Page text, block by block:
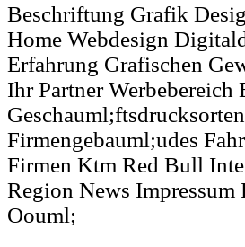
Beschriftung Grafik
Home Webdesign
Erfahrung Grafischen
Ihr Partner
Firmengebauml;udes
Firmen Ktm Red Bull
Region News
Oouml;